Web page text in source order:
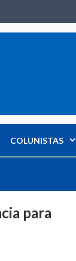
COLUNISTAS
para